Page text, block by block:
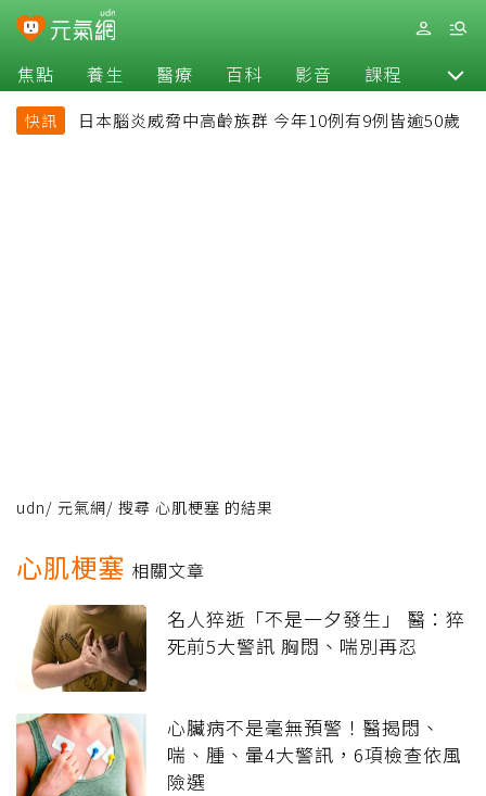
焦點 養生 醫療 百科 影音 課程 退休
快訊 日本腦炎威脅中高齡族群 今年10例有9例皆逾50歲
udn/ 元氣網/ 搜尋 心肌梗塞 的結果
心肌梗塞 相關文章
名人猝逝「不是一夕發生」 醫：猝
死前5大警訊 胸悶、喘別再忍
心臟病不是毫無預警！醫揭悶、
喘、腫、暈4大警訊，6項檢查依風
險選